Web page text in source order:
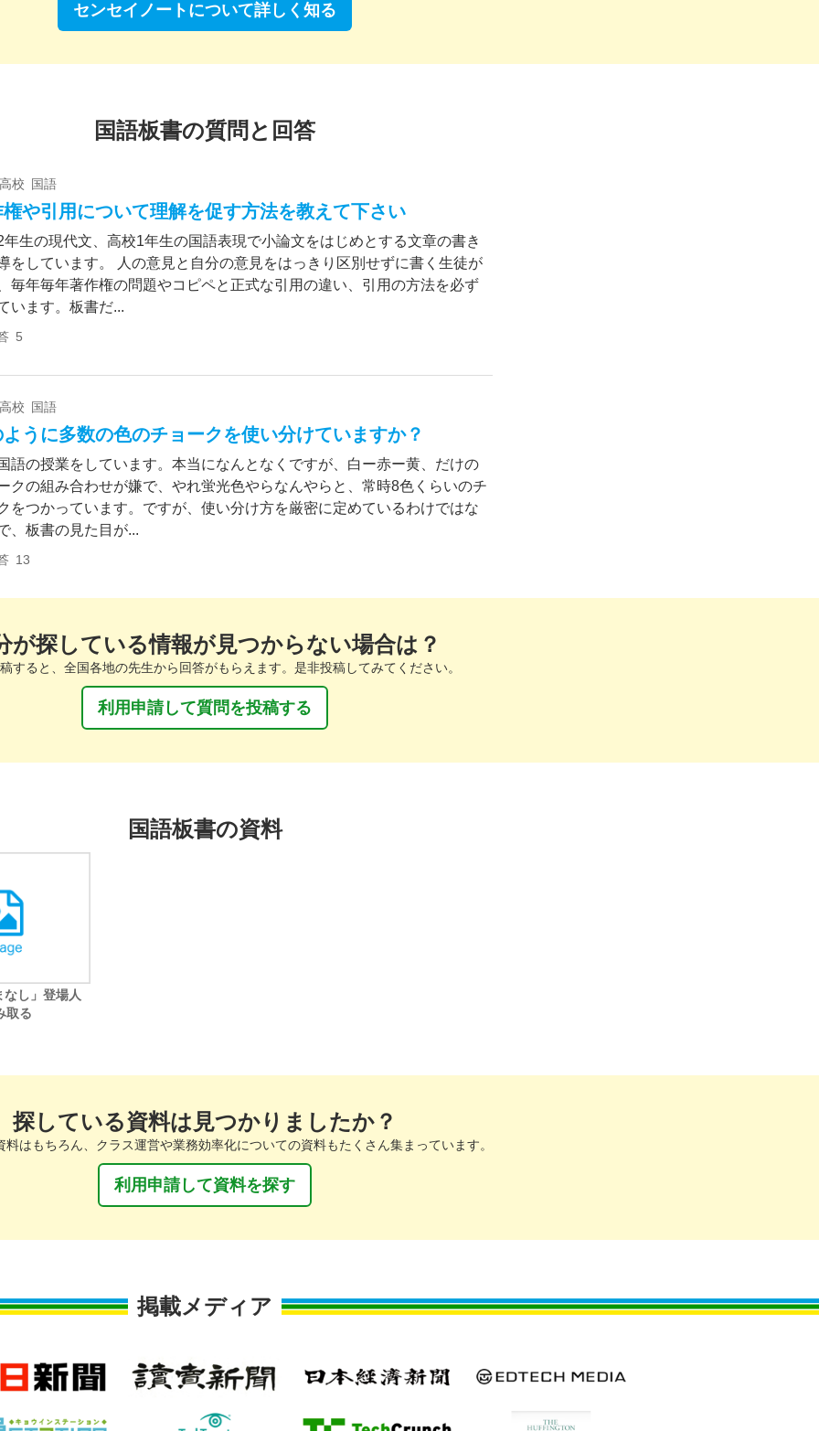
センセイノートについて詳しく知る
国語板書の質問と回答
校 国語
や引用について理解を促す方法を教えて下さい
年生の現代文、高校1年生の国語表現で小論文をはじめとする文章の書き
をしています。 人の意見と自分の意見をはっきり区別せずに書く生徒が
毎年毎年著作権の問題やコピペと正式な引用の違い、引用の方法を必ず
います。板書だ...
5
校 国語
うに多数の色のチョークを使い分けていますか？
語の授業をしています。本当になんとなくですが、白ー赤ー黄、だけの
クの組み合わせが嫌で、やれ蛍光色やらなんやらと、常時8色くらいのチ
をつかっています。ですが、使い分け方を厳密に定めているわけではな
、板書の見た目が...
13
が探している情報が見つからない場合は？
すると、全国各地の先生から回答がもらえます。是非投稿してみてください。
利用申請して質問を投稿する
国語板書の資料
し」登場人
取る
探している資料は見つかりましたか？
料はもちろん、クラス運営や業務効率化についての資料もたくさん集まっています。
利用申請して資料を探す
掲載メディア